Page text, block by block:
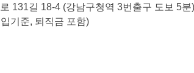
131길 18-4 (강남구청역3번출구 도보 5분)
기준, 퇴직금 포함)